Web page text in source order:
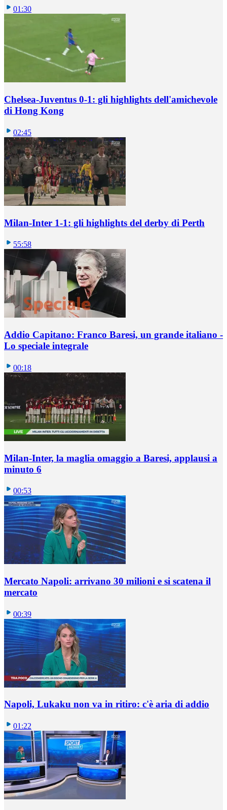
01:30
Chelsea-Juventus 0-1: gli highlights dell'amichevole
di Hong Kong
02:45
Milan-Inter 1-1: gli highlights del derby di Perth
55:58
Addio Capitano: Franco Baresi, un grande italiano -
Lo speciale integrale
00:18
Milan-Inter, la maglia omaggio a Baresi, applausi a
minuto 6
00:53
Mercato Napoli: arrivano 30 milioni e si scatena il
mercato
00:39
Napoli, Lukaku non va in ritiro: c'è aria di addio
01:22